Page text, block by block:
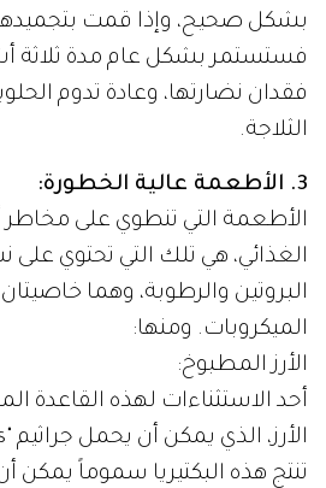
بشكل صحيح، وإذا قمت
فستستمر بشكل عام مدة ثلاثة
الثلاجة.
3. الأطعمة عالية الخطورة:
الأطعمة التي تنطوي على
الغذائي، هي تلك التي تحتوي على
البروتين والرطوبة، وهما
الميكروبات. ومنها:
الأرز المطبوخ:
أحد الاستثناءات لهذه القاعدة
تنتج هذه البكتيريا سموماً يمكن